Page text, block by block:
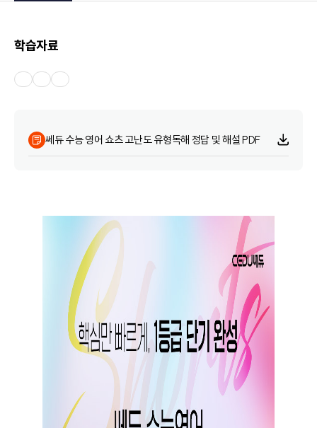
학습자료
쎄듀 수능 영어 쇼츠 고난도 유형독해 정답 및 해설 PDF